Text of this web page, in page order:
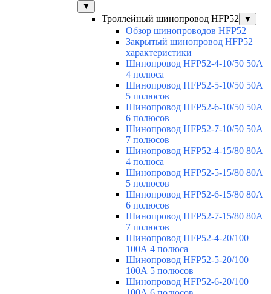
▼
Троллейный шинопровод HFP52 ▼
Обзор шинопроводов HFP52
Закрытый шинопровод HFP52
характеристики
Шинопровод HFP52-4-10/50 50A
4 полюса
Шинопровод HFP52-5-10/50 50А
5 полюсов
Шинопровод HFP52-6-10/50 50А
6 полюсов
Шинопровод HFP52-7-10/50 50А
7 полюсов
Шинопровод HFP52-4-15/80 80A
4 полюса
Шинопровод HFP52-5-15/80 80А
5 полюсов
Шинопровод HFP52-6-15/80 80А
6 полюсов
Шинопровод HFP52-7-15/80 80А
7 полюсов
Шинопровод HFP52-4-20/100
100А 4 полюса
Шинопровод HFP52-5-20/100
100А 5 полюсов
Шинопровод HFP52-6-20/100